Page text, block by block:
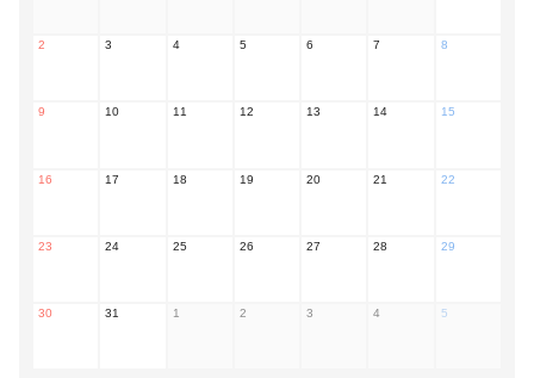
2 3 4 5 6 7 8
9 10 11 12 13 14 15
16 17 18 19 20 21 22
23 24 25 26 27 28 29
30 31 1 2 3 4 5